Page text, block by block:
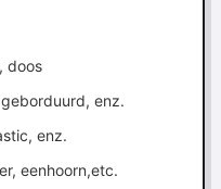
doos
enz.
enz.
eenhoorn,etc.